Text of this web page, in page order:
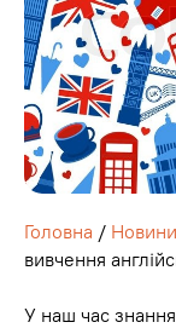
Головна / Новини
вивчення
У наш час